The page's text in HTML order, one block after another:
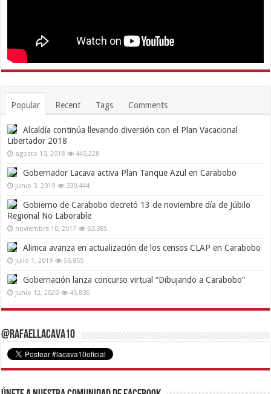
Popular Recent Tags Comments
Alcaldía continúa llevando diversión con el Plan Vacacional
Libertador 2018
agosto 13, 2018 445,228
Gobernador Lacava activa Plan Tanque Azul en Carabobo
junio 3, 2019 330,444
Gobierno de Carabobo decretó 13 de noviembre día de Júbilo
Regional No Laborable
noviembre 10, 2017 63,385
Alimca avanza en actualización de los censos CLAP en Carabobo
julio 1, 2019 56,855
Gobernación lanza concurso virtual “Dibujando a Carabobo”
junio 12, 2020 45,836
@RafaelLacava10